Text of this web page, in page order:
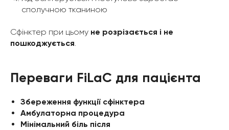
сполучною тканиною
Сфінктер при цьому не розрізається і не
пошкоджується.
Переваги FiLaC для пацієнта
Збереження функції сфінктера
Амбулаторна процедура
Мінімальний біль після